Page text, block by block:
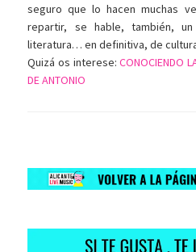
seguro que lo hacen muchas
repartir, se hable, también,
literatura… en definitiva, de
Quizá os interese:CONOCIENDO
DE ANTONIO